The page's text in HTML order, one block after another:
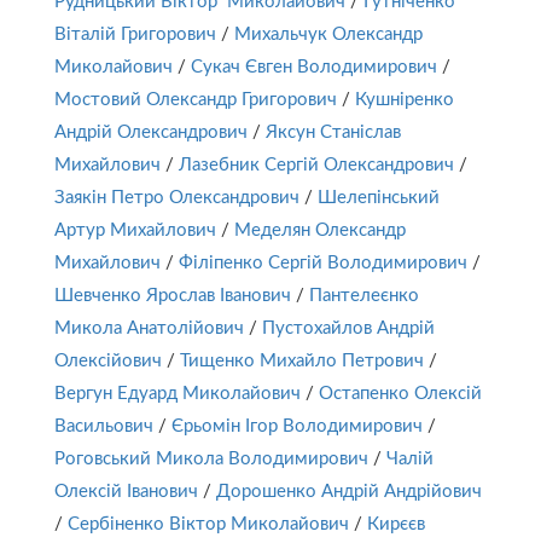
Віталій Григорович / Михальчук Олександр
Миколайович / Сукач Євген Володимирович /
Мостовий Олександр Григорович / Кушніренко
Андрій Олександрович / Яксун Станіслав
Михайлович / Лазебник Сергій Олександрович /
Заякін Петро Олександрович / Шелепінський
Артур Михайлович / Меделян Олександр
Михайлович / Філіпенко Сергій Володимирович /
Шевченко Ярослав Іванович /
Пантелеєнко
Микола Анатолійович /
Пустохайлов Андрій
Олексійович / Тищенко Михайло Петрович /
Вергун Едуард Миколайович / Остапенко Олексій
Васильович / Єрьомін Ігор Володимирович /
Роговський Микола Володимирович / Чалій
Олексій Іванович / Дорошенко Андрій Андрійович
/ Сербіненко Віктор Миколайович / Кирєєв